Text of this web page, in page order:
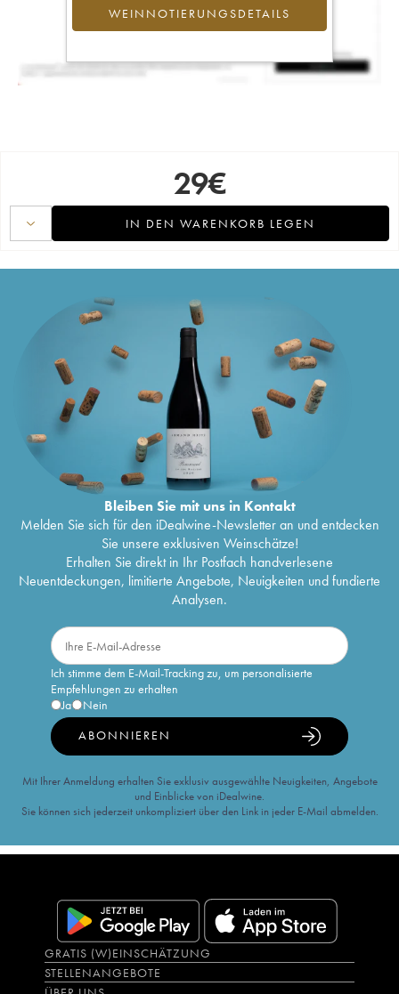
WEINNOTIERUNGSDETAILS
29€
IN DEN WARENKORB LEGEN
Bleiben Sie mit uns in Kontakt
Melden Sie sich für den iDealwine-Newsletter an und entdecken
Sie unsere exklusiven Weinschätze!
Erhalten Sie direkt in Ihr Postfach handverlesene
Neuentdeckungen, limitierte Angebote, Neuigkeiten und fundierte
Analysen.
Ich stimme dem E-Mail-Tracking zu, um personalisierte
Empfehlungen zu erhalten
Ja
Nein
ABONNIEREN
Mit Ihrer Anmeldung erhalten Sie exklusiv ausgewählte Neuigkeiten, Angebote
und Einblicke von iDealwine.
Sie können sich jederzeit unkompliziert über den Link in jeder E-Mail abmelden.
GRATIS (W)EINSCHÄTZUNG
STELLENANGEBOTE